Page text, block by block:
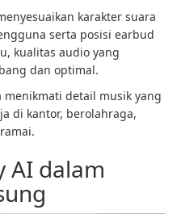
karakter suara
serta posisi earbud
kualitas audio yang
dan optimal.
detail musik yang
di kantor, berolahraga,
AI dalam